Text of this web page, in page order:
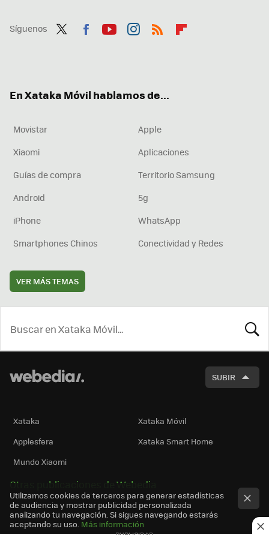
Síguenos
En Xataka Móvil hablamos de...
Movistar
Apple
Xiaomi
Aplicaciones
Guías de compra
Territorio Samsung
Android
5g
iPhone
WhatsApp
Smartphones Chinos
Conectividad y Redes
VER MÁS TEMAS
SUBIR
Xataka
Xataka Móvil
Applesfera
Xataka Smart Home
Mundo Xiaomi
Otras publicaciones de Webedia
Utilizamos cookies de terceros para generar estadísticas
de audiencia y mostrar publicidad personalizada
analizando tu navegación. Si sigues navegando estarás
aceptando su uso. Más información